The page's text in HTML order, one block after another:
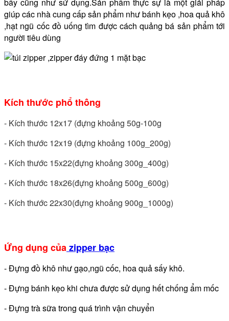
giúp các nhà cung cấp sản phẩm như bánh kẹo ,hoa quả khô
,hạt ngũ cốc đồ uống tìm được cách quảng bá sản phẩm tới
người tiêu dùng
Kích thước phổ thông
- Kích thước 12x17 (đựng khoảng 50g-100g
- Kích thước 12x19 (đựng khoảng 100g_200g)
- Kích thước 15x22(đựng khoảng 300g_400g)
- Kích thước 18x26(đựng khoảng 500g_600g)
- Kích thước 22x30(đựng khoảng 900g_1000g)
Ứng dụng củazipper bạc
- Đựng đồ khô như gạo,ngũ cốc, hoa quả sấy khô.
- Đựng bánh kẹo khi chưa được sử dụng hết chống ẩm mốc
- Đựng trà sữa trong quá trình vận chuyển